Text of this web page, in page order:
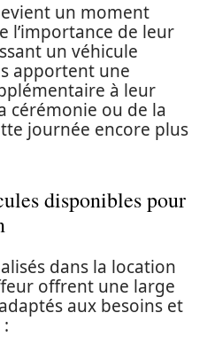
un moment
l’importance de leur
un véhicule
apportent une
à leur
cérémonie ou de la
journée encore plus
disponibles pour
dans la location
offrent une large
aux besoins et